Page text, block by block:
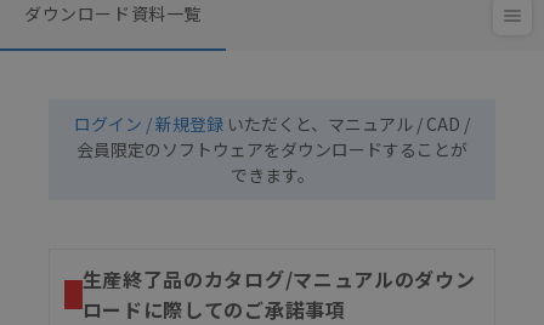
ダウンロード資料一覧
ログイン / 新規登録 いただくと、マニュアル / CAD /
会員限定のソフトウェアをダウンロードすることが
できます。
生産終了品のカタログ/マニュアルのダウン
ロードに際してのご承諾事項